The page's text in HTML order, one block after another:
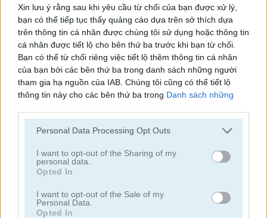
Xin lưu ý rằng sau khi yêu cầu từ chối của bạn được xử lý,
bạn có thể tiếp tục thấy quảng cáo dựa trên sở thích dựa
trên thông tin cá nhân được chúng tôi sử dụng hoặc thông tin
cá nhân được tiết lộ cho bên thứ ba trước khi bạn từ chối.
Bạn có thể từ chối riêng việc tiết lộ thêm thông tin cá nhân
của bạn bởi các bên thứ ba trong danh sách những người
tham gia hạ nguồn của IAB. Chúng tôi cũng có thể tiết lộ
thông tin này cho các bên thứ ba trong Danh sách những
lộ thêm thông tin này cho các bên thứ ba khác.
services and may gather and store information including but
not limited to your visit or usage behaviour. You may click to
grant or deny consent to Google and its third-party tags to
use your data for below specified purposes in below Google
consent section.
Personal Data Processing Opt Outs
I want to opt-out of the Sharing of my
personal data.
Opted In
I want to opt-out of the Sale of my
Personal Data.
Opted In
Peet Sneak Toilet Run
Chainy Chisai Medieval 2 Hold My Hand, Friend